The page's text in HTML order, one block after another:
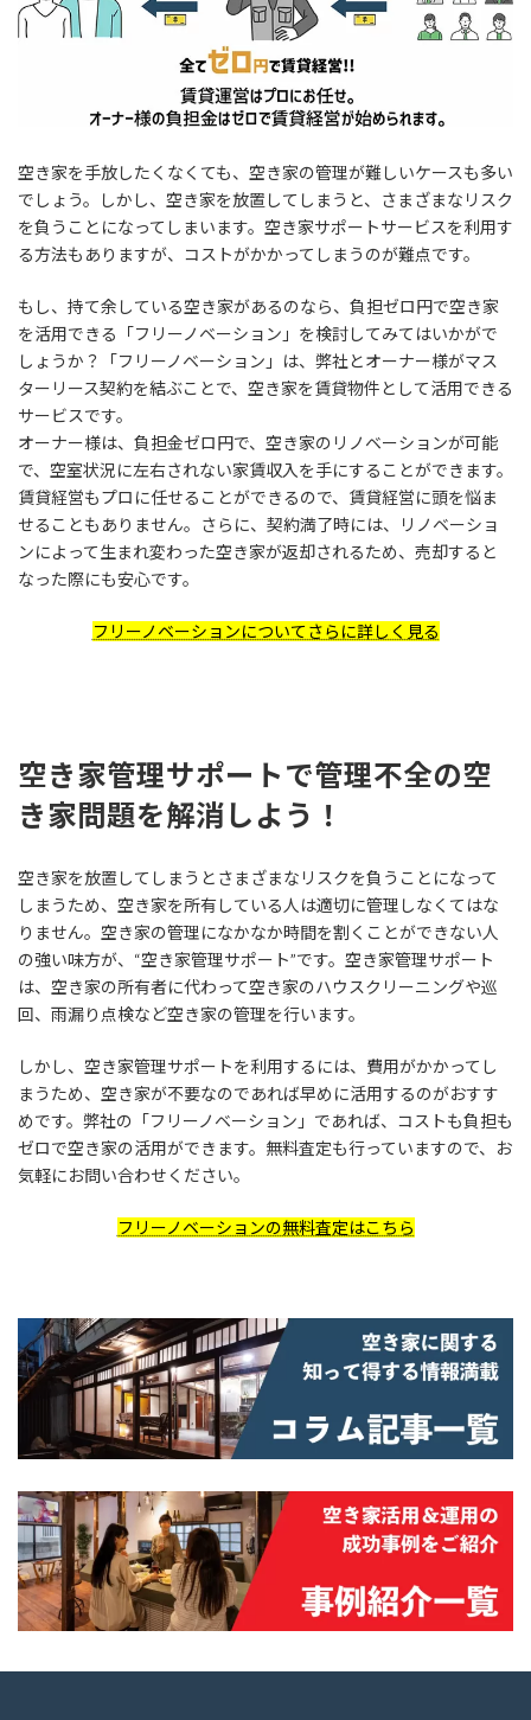
空き家を手放したくなくても、空き家の管理が難しいケースも多い
でしょう。しかし、空き家を放置してしまうと、さまざまなリスク
を負うことになってしまいます。空き家サポートサービスを利用す
る方法もありますが、コストがかかってしまうのが難点です。
もし、持て余している空き家があるのなら、負担ゼロ円で空き家
を活用できる「フリーノベーション」を検討してみてはいかがで
しょうか？「フリーノベーション」は、弊社とオーナー様がマス
ターリース契約を結ぶことで、空き家を賃貸物件として活用できる
サービスです。
オーナー様は、負担金ゼロ円で、空き家のリノベーションが可能
で、空室状況に左右されない家賃収入を手にすることができます。
賃貸経営もプロに任せることができるので、賃貸経営に頭を悩ま
せることもありません。さらに、契約満了時には、リノベーショ
ンによって生まれ変わった空き家が返却されるため、売却すると
なった際にも安心です。
フリーノベーションについてさらに詳しく見る
空き家管理サポートで管理不全の空
き家問題を解消しよう！
空き家を放置してしまうとさまざまなリスクを負うことになって
しまうため、空き家を所有している人は適切に管理しなくてはな
りません。空き家の管理になかなか時間を割くことができない人
の強い味方が、“空き家管理サポート”です。空き家管理サポート
は、空き家の所有者に代わって空き家のハウスクリーニングや巡
回、雨漏り点検など空き家の管理を行います。
しかし、空き家管理サポートを利用するには、費用がかかってし
まうため、空き家が不要なのであれば早めに活用するのがおすす
めです。弊社の「フリーノベーション」であれば、コストも負担も
ゼロで空き家の活用ができます。無料査定も行っていますので、お
気軽にお問い合わせください。
フリーノベーションの無料査定はこちら